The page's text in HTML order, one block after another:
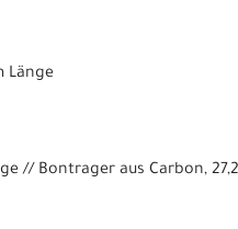
Länge
// Bontrager aus Carbon,